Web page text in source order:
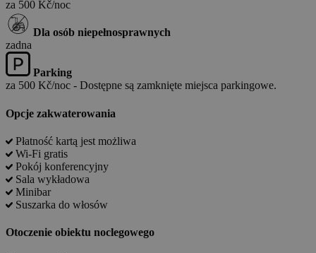
za 500 Kč/noc
Dla osób niepełnosprawnych
zadna
Parking
za 500 Kč/noc - Dostępne są zamknięte miejsca parkingowe.
Opcje zakwaterowania
Płatność kartą jest możliwa
Wi-Fi gratis
Pokój konferencyjny
Sala wykładowa
Minibar
Suszarka do włosów
Otoczenie obiektu noclegowego